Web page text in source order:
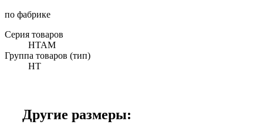
по фабрике
Серия товаров
HTAM
Группа товаров (тип)
HT
Другие размеры: